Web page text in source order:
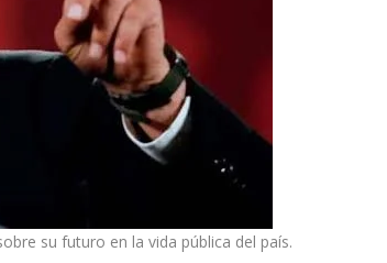
su futuro en la vida pública del país.